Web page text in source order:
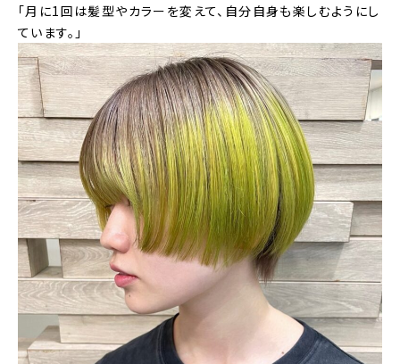
「月に1回は髪型やカラーを変えて、自分自身も楽しむようにし
ています。」